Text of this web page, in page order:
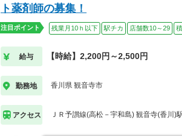
ト薬剤師の募集！
注目ポイント 残業月10ｈ以下 駅チカ 店舗数10～29
給与 【時給】2,200円～2,500円
勤務地 香川県 観音寺市
アクセス ＪＲ予讃線(高松－宇和島) 観音寺(香川)